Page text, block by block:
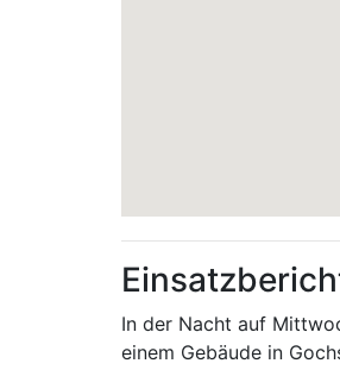
In der Nacht auf
einem Gebäude in